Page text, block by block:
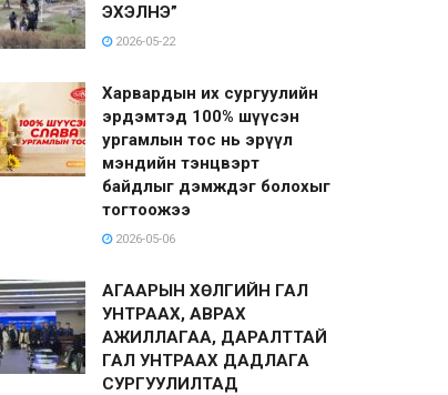
ЭХЭЛНЭ”
2026-05-22
Харвардын их сургуулийн
эрдэмтэд 100% шүүсэн
ургамлын тос нь эрүүл
мэндийн тэнцвэрт
байдлыг дэмждэг болохыг
тогтоожээ
2026-05-06
АГААРЫН ХӨЛГИЙН ГАЛ
УНТРААХ, АВРАХ
АЖИЛЛАГАА, ДАРАЛТТАЙ
ГАЛ УНТРААХ ДАДЛАГА
СУРГУУЛИЛТАД